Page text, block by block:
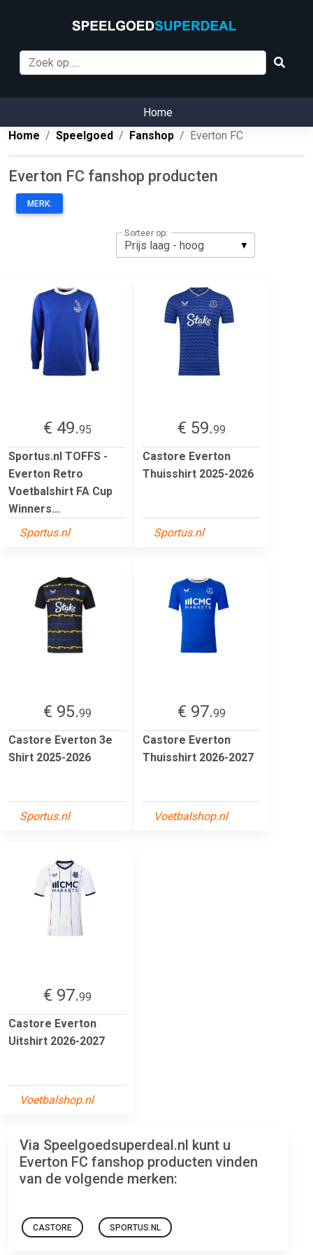
Home
Home
Speelgoed Fanshop Everton FC
Everton FC fanshop producten
MERK:
Sorteer op:
€ 49.95
Sportus.nl TOFFS -
Everton Retro
Voetbalshirt FA Cup
Winners...
Sportus.nl
€ 59.99
Castore Everton
Thuisshirt 2025-2026
Sportus.nl
€ 95.99
Castore Everton 3e
Shirt 2025-2026
Sportus.nl
€ 97.99
Castore Everton
Thuisshirt 2026-2027
Voetbalshop.nl
€ 97.99
Castore Everton
Uitshirt 2026-2027
Voetbalshop.nl
Via Speelgoedsuperdeal.nl kunt u
Everton FC fanshop producten vinden
van de volgende merken:
CASTORE SPORTUS.NL